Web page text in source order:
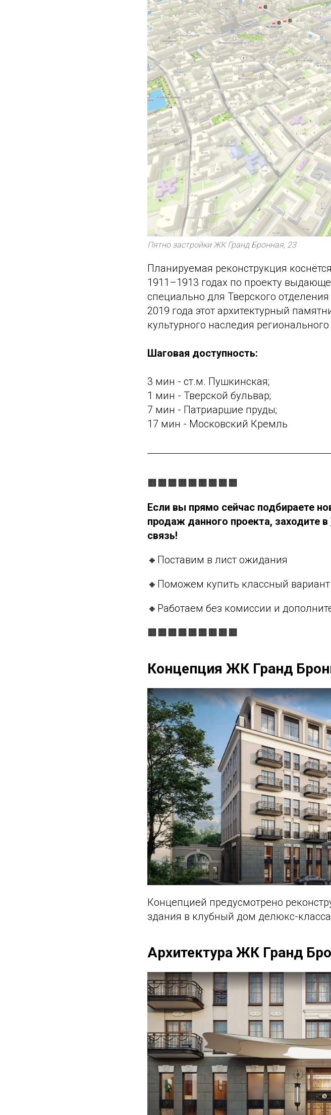
Пятно застройки ЖК Гранд Бронная, 23
Планируемая реконструкция
1911–1913 годах по проекту
специально для Тверского
2019 года этот архитектурный
культурного наследия
Шаговая доступность:
3 мин - ст.м. Пушкинская;
1 мин - Тверской бульвар;
7 мин - Патриаршие пруды;
17 мин - Московский Кремль
🟧🟧🟧🟧🟧🟧🟧🟧🟧
Если вы прямо сейчас подбираете
продаж данного проекта, заходите в
связь!
🔸Поставим в лист ожидания
🔸Поможем купить классный
🔸Работаем без комиссии и
🟧🟧🟧🟧🟧🟧🟧🟧🟧
Концепция ЖК Гранд
Концепцией предусмотрено
здания в клубный дом делюкс-
Архитектура ЖК Гранд